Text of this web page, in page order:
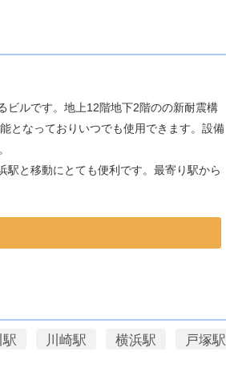
ビルです。地上12階地下2階のの新耐震構
となっておりいつでも使用できます。設備
と移動にとても便利です。最寄り駅から
駅 川崎駅 横浜駅 戸塚駅